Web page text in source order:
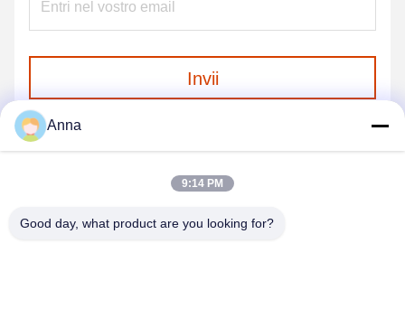
Invii
Anna
9:14 PM
Good day, what product are you looking for?